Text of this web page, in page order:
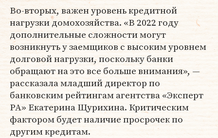
Во-вторых, важен уровень кредитной
нагрузки домохозяйства. «В 2022 году
дополнительные сложности могут
возникнуть у заемщиков с высоким уровнем
долговой нагрузки, поскольку банки
обращают на это все больше внимания», —
рассказала младший директор по
банковским рейтингам агентства «Эксперт
РА» Екатерина Щурихина. Критическим
фактором будет наличие просрочек по
другим кредитам.